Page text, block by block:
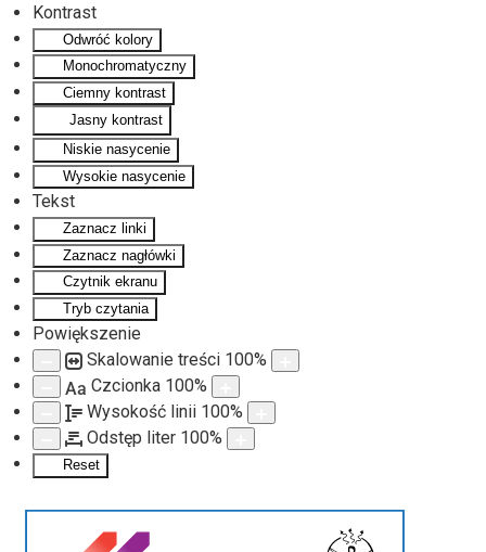
Kontrast
Odwróć kolory
Monochromatyczny
Ciemny kontrast
Jasny kontrast
Niskie nasycenie
Wysokie nasycenie
Tekst
Zaznacz linki
Zaznacz nagłówki
Czytnik ekranu
Tryb czytania
Powiększenie
Skalowanie treści 100%
Aa Czcionka 100%
Wysokość linii 100%
Odstęp liter 100%
Reset
Przejdź do głównej treści